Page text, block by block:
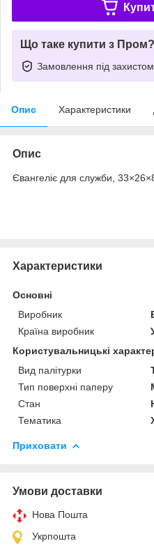
Що таке купити з Пром?
Замовлення під захистом
Опис Характеристики
Опис
Євангеліє для служби,
Характеристики
Основні
Виробник
Країна виробник
Користувальницькі
Вид палітурки
Тип поверхні паперу
Стан
Тематика
Приховати
Умови доставки
Нова Пошта
Укрпошта